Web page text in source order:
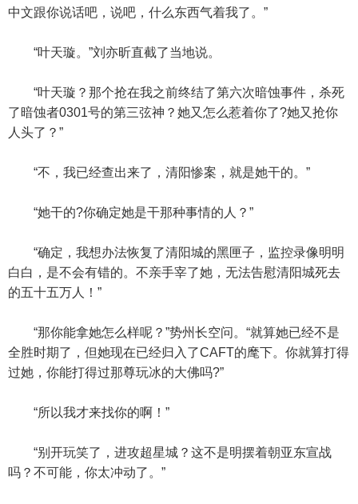
中文跟你说话吧，说吧，什么东西气着我了。”
“叶天璇。”刘亦昕直截了当地说。
“叶天璇？那个抢在我之前终结了第六次暗蚀事件，杀死
了暗蚀者0301号的第三弦神？她又怎么惹着你了?她又抢你
人头了？”
“不，我已经查出来了，清阳惨案，就是她干的。”
“她干的?你确定她是干那种事情的人？”
“确定，我想办法恢复了清阳城的黑匣子，监控录像明明
白白，是不会有错的。不亲手宰了她，无法告慰清阳城死去
的五十五万人！”
“那你能拿她怎么样呢？”势州长空问。“就算她已经不是
全胜时期了，但她现在已经归入了CAFT的麾下。你就算打得
过她，你能打得过那尊玩冰的大佛吗?”
“所以我才来找你的啊！”
“别开玩笑了，进攻超星城？这不是明摆着朝亚东宣战
吗？不可能，你太冲动了。”